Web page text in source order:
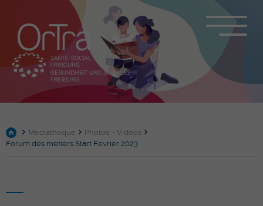
Médiathèque
Photos – Vidéos
Forum des métiers Start Février 2023